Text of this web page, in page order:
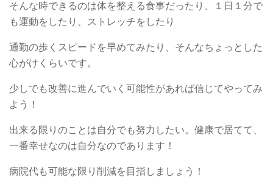
そんな時できるのは体を整える食事だったり、１日１分で
も運動をしたり、ストレッチをしたり
通勤の歩くスピードを早めてみたり、そんなちょっとした
心がけくらいです。
少しでも改善に進んでいく可能性があれば信じてやってみ
よう！
出来る限りのことは自分でも努力したい。健康で居てて、
一番幸せなのは自分なのであります！
病院代も可能な限り削減を目指しましょう！